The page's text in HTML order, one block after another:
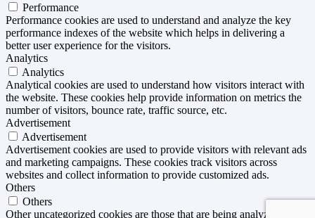
Performance
Performance cookies are used to understand and analyze the key
performance indexes of the website which helps in delivering a
better user experience for the visitors.
Analytics
Analytics
Analytical cookies are used to understand how visitors interact with
the website. These cookies help provide information on metrics the
number of visitors, bounce rate, traffic source, etc.
Advertisement
Advertisement
Advertisement cookies are used to provide visitors with relevant ads
and marketing campaigns. These cookies track visitors across
websites and collect information to provide customized ads.
Others
Others
Other uncategorized cookies are those that are being analyzed and